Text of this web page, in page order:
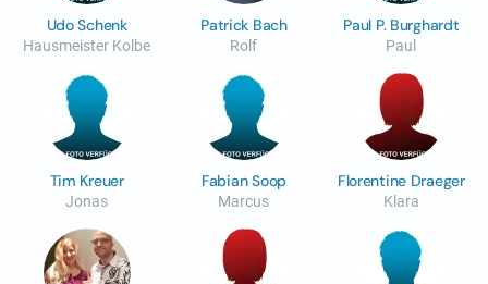
Udo Schenk
Hausmeister Kolbe
Patrick Bach
Rolf
Paul P. Burghardt
Paul
Tim Kreuer
Jonas
Fabian Soop
Marcus
Florentine Draeger
Klara